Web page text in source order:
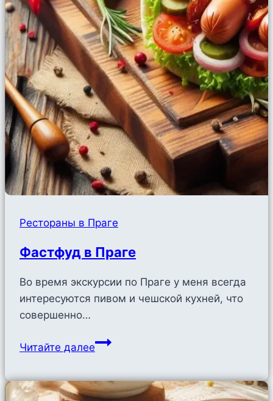
Рестораны в Праге
Фастфуд в Праге
Во время экскурсии по Праге у меня всегда
интересуются пивом и чешской кухней, что
совершенно…
Читайте далееФастфуд
Праге